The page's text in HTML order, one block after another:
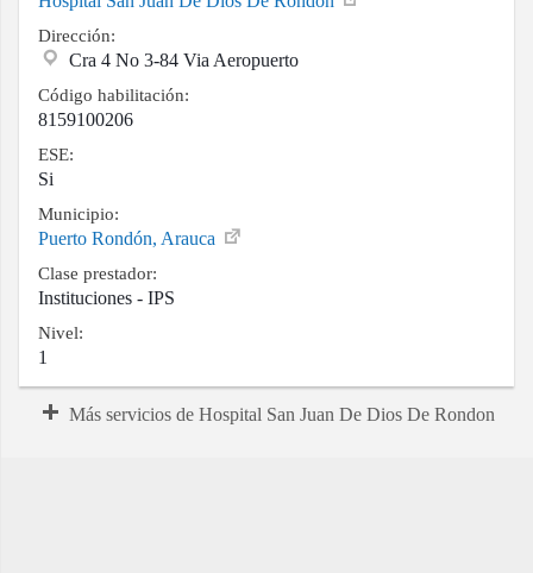
Buscar
Dirección:
Cra 4 No 3-84 Via Aeropuerto
Código habilitación:
8159100206
ESE:
Si
Municipio:
Puerto Rondón, Arauca
Clase prestador:
Instituciones - IPS
Nivel:
1
Más servicios de Hospital San Juan De Dios De Rondon